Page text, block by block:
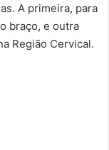
A primeira, para
braço, e outra
Região Cervical.